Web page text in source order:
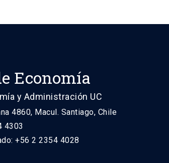
Economía
y Administración UC
4860, Macul. Santiago, Chile
4303
+56 2 2354 4028